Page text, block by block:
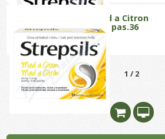
Strepsils Med a Citron
0.6mg/1.2mg pas.36
1 / 2